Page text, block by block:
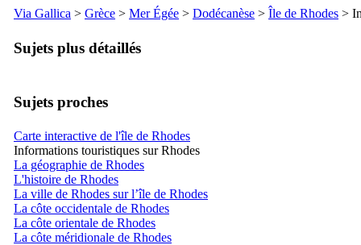
Via Gallica > Grèce > Mer Égée > Dodécanèse > Île de Rhodes >
Sujets plus détaillés
Sujets proches
Carte interactive de l'île de Rhodes
Informations touristiques sur Rhodes
La géographie de Rhodes
L'histoire de Rhodes
La ville de Rhodes sur l’île de Rhodes
La côte occidentale de Rhodes
La côte orientale de Rhodes
La côte méridionale de Rhodes